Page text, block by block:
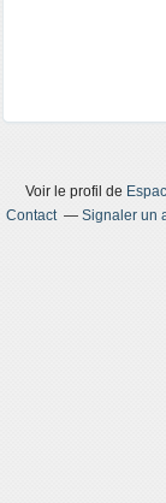
Voir le profil de
Contact
Signaler un